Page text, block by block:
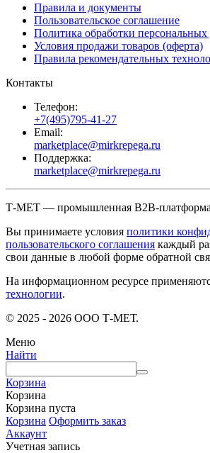
Правила и документы
Пользовательское соглашение
Политика обработки
Условия продажи товаров (оферта)
Правила рекомендательных
Контакты
Телефон:
+7(495)795-41-27
Email:
marketplace@mirkrepega.ru
Поддержка:
marketplace@mirkrepega.ru
Т-МЕТ — промышленная B2B-платформа
Вы принимаете условия политики
пользовательского соглашения каждый
свои данные в любой форме обратной
На информационном ресурсе
технологии.
© 2025 - 2026 ООО Т-МЕТ.
Меню
Найти
Корзина
Корзина
Корзина пуста
Корзина Оформить заказ
Аккаунт
Учетная запись